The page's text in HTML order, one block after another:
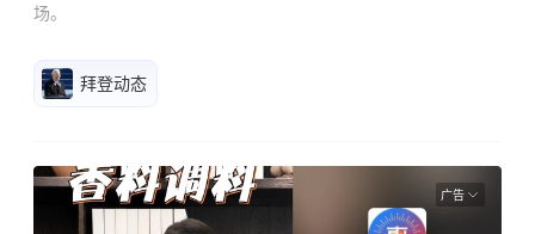
场。
拜登动态
广告